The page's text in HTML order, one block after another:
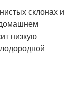
склонах и
низкую